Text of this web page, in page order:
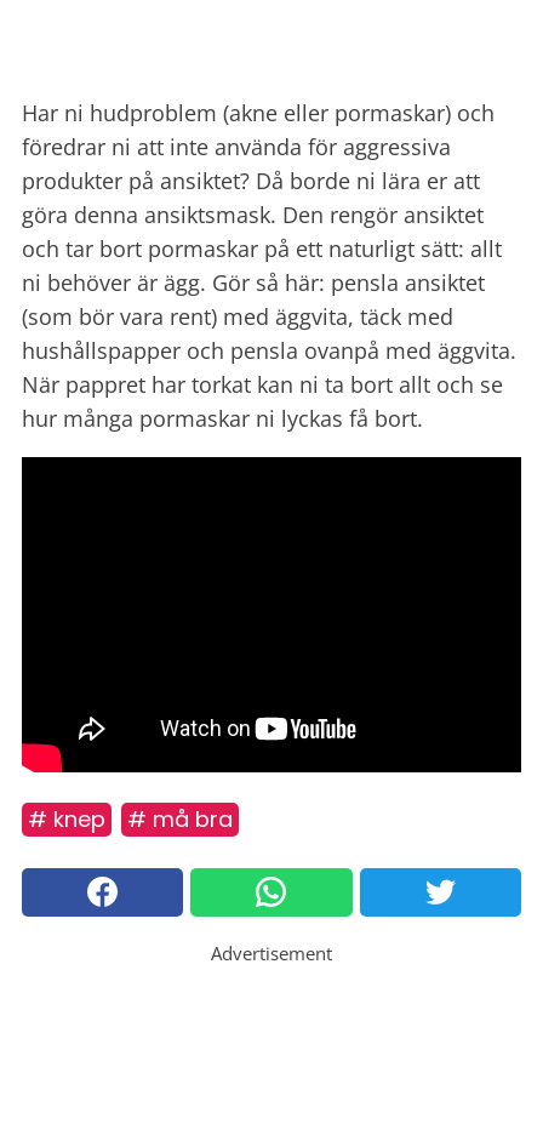
Har ni hudproblem (akne eller pormaskar) och
föredrar ni att inte använda för aggressiva
produkter på ansiktet? Då borde ni lära er att
göra denna ansiktsmask. Den rengör ansiktet
och tar bort pormaskar på ett naturligt sätt: allt
ni behöver är ägg. Gör så här: pensla ansiktet
(som bör vara rent) med äggvita, täck med
hushållspapper och pensla ovanpå med äggvita.
När pappret har torkat kan ni ta bort allt och se
hur många pormaskar ni lyckas få bort.
# knep # må bra
Advertisement